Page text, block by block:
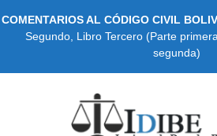
COMENTARIOS AL CÓDIGO CIVIL
Segundo, Libro Tercero (Parte
segunda)